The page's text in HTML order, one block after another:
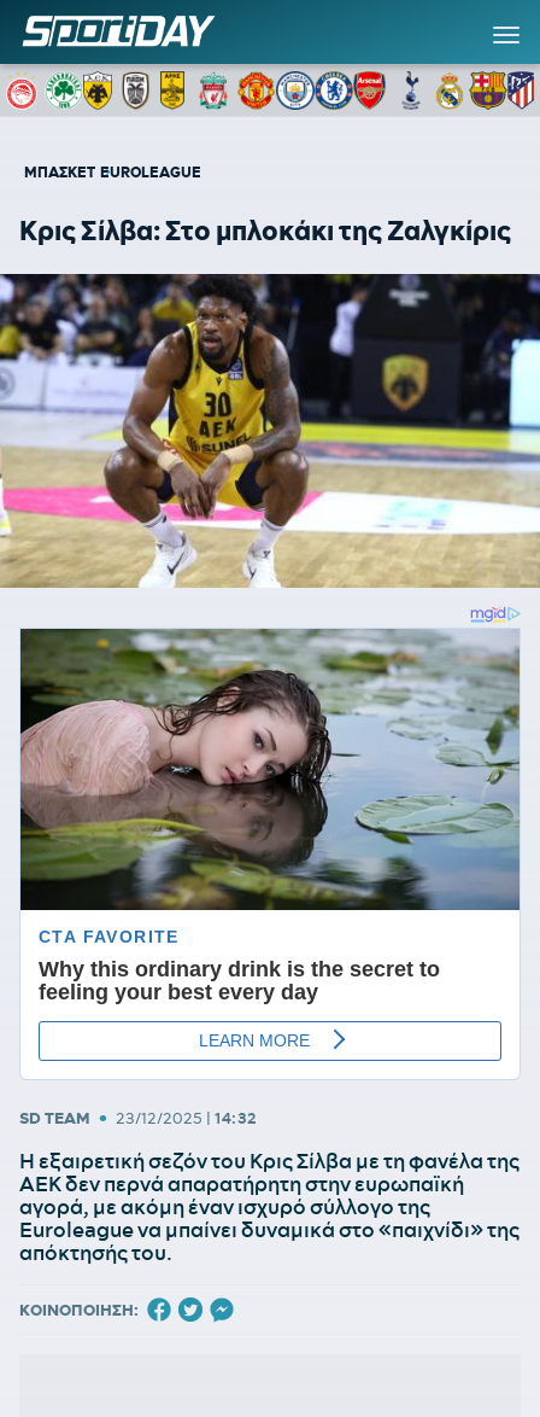
ΜΠΑΣΚΕΤ EUROLEAGUE
Κρις Σίλβα: Στο μπλοκάκι της Ζαλγκίρις
SD TEAM • 23/12/2025 | 14:32
Η εξαιρετική σεζόν του Κρις Σίλβα με τη φανέλα της
ΑΕΚ δεν περνά απαρατήρητη στην ευρωπαϊκή
αγορά, με ακόμη έναν ισχυρό σύλλογο της
Euroleague να μπαίνει δυναμικά στο «παιχνίδι» της
απόκτησής του.
ΚΟΙΝΟΠΟΙΗΣΗ: